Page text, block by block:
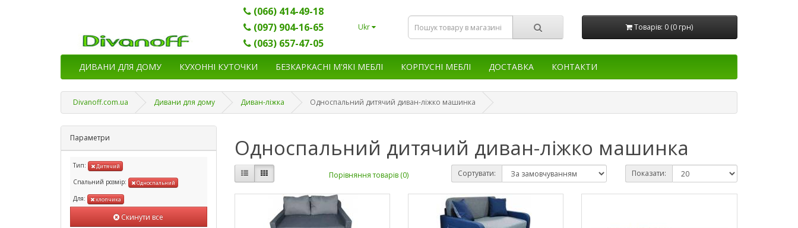
(066) 414-49-18
(097) 904-16-65
(063) 657-47-05
Ukr Товарів: 0 (0 грн)
ДИВАНИ ДЛЯ ДОМУ КУХОННІ КУТОЧКИ БЕЗКАРКАСНІ М'ЯКІ МЕБЛІ КОРПУСНІ МЕБЛІ ДОСТАВКА КОНТАКТИ
Divanoff.com.ua Дивани для дому Диван-ліжка Односпальний дитячий диван-ліжко машинка
Параметри
Тип: Дитячий
Спальний розмір: Односпальний
Для: хлопчика
Скинути все
Односпальний дитячий диван-ліжко машинка
Порівняння товарів (0) Сортувати: Показати: